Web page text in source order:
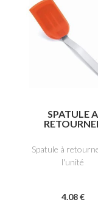
SPATULE A
Spatule à
l'unité
4.08 €